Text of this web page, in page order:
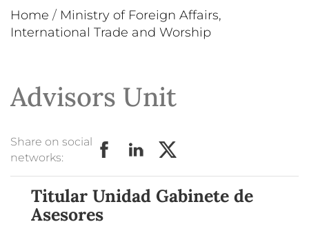
Home / Ministry of Foreign Affairs,
International Trade and Worship
Advisors Unit
Share on social
networks:
Titular Unidad Gabinete de
Asesores